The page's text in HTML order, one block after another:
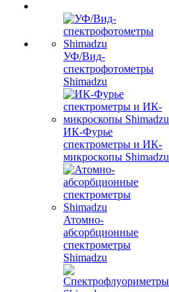
УФ/Вид-
спектрофотометры
Shimadzu
ИК-Фурье
спектрометры и ИК-
микроскопы Shimadzu
Атомно-
абсорбционные
спектрометры
Shimadzu